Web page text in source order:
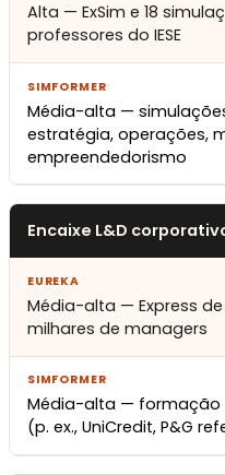
Alta — ExSim e 18
professores do IESE
Média-alta —
estratégia, operações,
empreendedorismo
Encaixe L&D
Média-alta — Express
milhares de managers
Média-alta — formação
(p. ex., UniCredit, P&G